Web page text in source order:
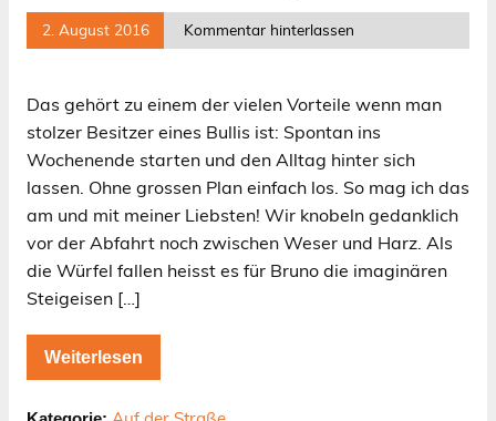
2. August 2016 Kommentar hinterlassen
Das gehört zu einem der vielen Vorteile wenn man
stolzer Besitzer eines Bullis ist: Spontan ins
Wochenende starten und den Alltag hinter sich
lassen. Ohne grossen Plan einfach los. So mag ich das
am und mit meiner Liebsten! Wir knobeln gedanklich
vor der Abfahrt noch zwischen Weser und Harz. Als
die Würfel fallen heisst es für Bruno die imaginären
Steigeisen […]
Weiterlesen